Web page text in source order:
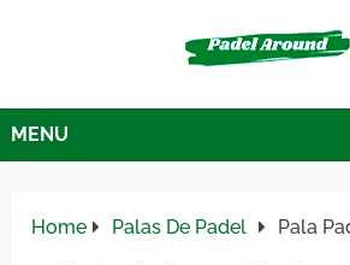
MENU
Home Palas De Padel Pala